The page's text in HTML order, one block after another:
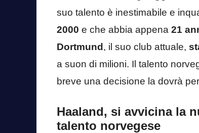
suo talento è inestimabile e
2000 e che abbia appena 21
Dortmund , il suo club attuale,
a suon di milioni. Il talento
breve una decisione la dovrà
Haaland, si avvicina la
talento norvegese